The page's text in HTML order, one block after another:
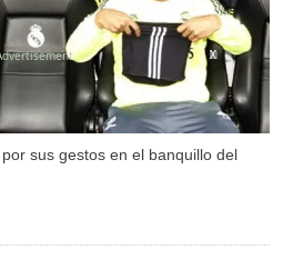
sus gestos en el banquillo del
X
X